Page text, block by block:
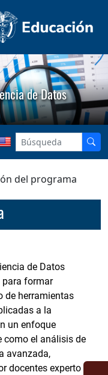
de Datos
del programa
de Datos
para formar
de herramientas
a la
un enfoque
como el análisis de
avanzada,
docentes expertos y